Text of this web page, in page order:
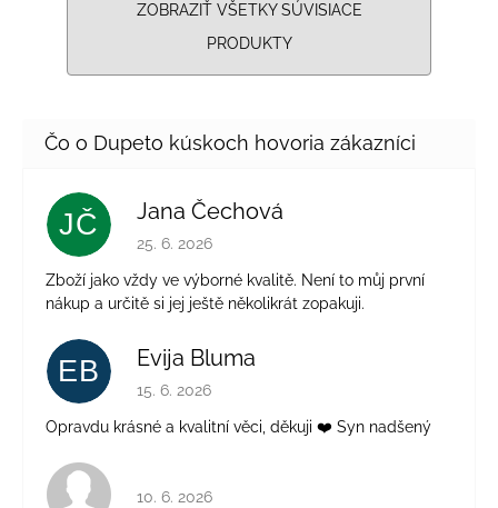
ZOBRAZIŤ VŠETKY SÚVISIACE
PRODUKTY
JČ Jana Čechová
Hodnotenie obchodu je 5 z 5 hviezdičiek.
25. 6. 2026
Zboží jako vždy ve výborné kvalitě. Není to můj první
nákup a určitě si jej ještě několikrát zopakuji.
EB Evija Bluma
Hodnotenie obchodu je 5 z 5 hviezdičiek.
15. 6. 2026
Opravdu krásné a kvalitní věci, děkuji ❤️ Syn nadšený
Hodnotenie obchodu je 4 z 5 hviezdičiek.
10. 6. 2026